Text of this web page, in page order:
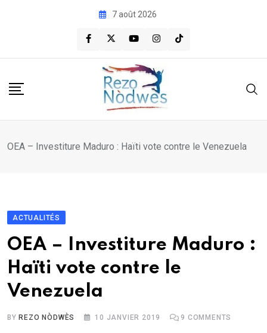
7 août 2026
OEA – Investiture Maduro : Haïti vote contre le Venezuela
ACTUALITÉS
OEA – Investiture Maduro :
Haïti vote contre le
Venezuela
BY REZO NÒDWÈS 10 JANVIER 2019 9 COMMENTS